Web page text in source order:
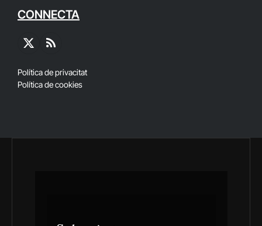
CONNECTA
X
RSS
Política de privacitat
Política de cookies